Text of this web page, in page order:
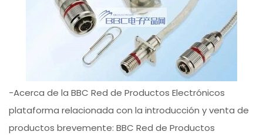
-Acerca de la BBC Red de Productos Electrónicos
plataforma relacionada con la introducción y venta de
productos brevemente: BBC Red de Productos